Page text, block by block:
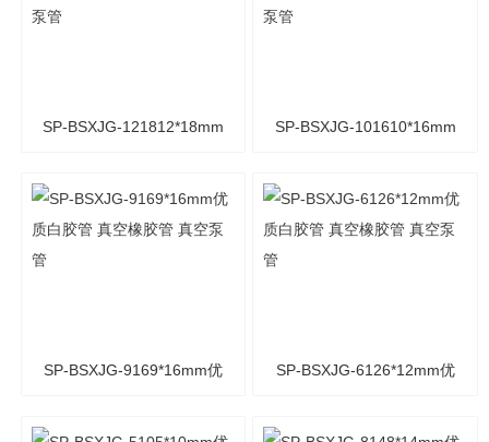
SP-BSXJG-121812*18mm
空泵管
SP-BSXJG-101610*16mm
空泵管
SP-BSXJG-9169*16mm优 SP-BSXJG-6126*12mm优